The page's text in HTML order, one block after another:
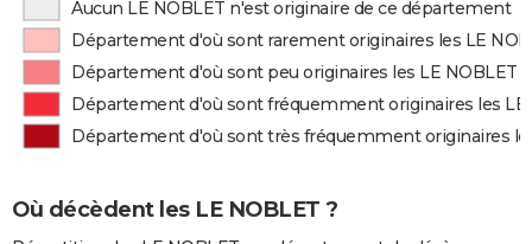
Aucun LE NOBLET n'est originaire de ce département
Département d'où sont rarement originaires les LE
Département d'où sont peu originaires les LE NOBLET
Département d'où sont fréquemment originaires les LE
Département d'où sont très fréquemment originaires
Où décèdent les LE NOBLET ?